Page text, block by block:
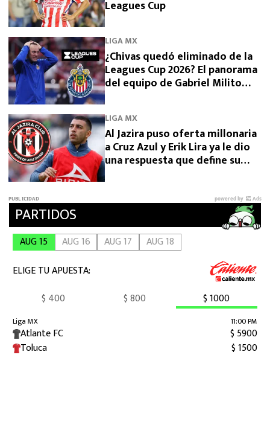
Leagues Cup
LIGA MX
¿Chivas quedó eliminado de la
Leagues Cup 2026? El panorama
del equipo de Gabriel Milito
LIGA MX
Al Jazira puso oferta millonaria
a Cruz Azul y Erik Lira ya le dio
una respuesta que define su